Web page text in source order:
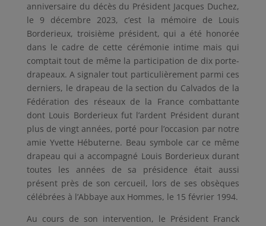
anniversaire du décès du Président Jacques Duchez,
le 9 décembre 2023, c’est la mémoire de Louis
Borderieux, troisième président, qui a été honorée
dans le cadre de cette cérémonie intime mais qui
comptait tout de même la participation de dix porte-
drapeaux. A signaler tout particulièrement parmi ces
derniers, le drapeau de la section du Calvados de la
Fédération des réseaux de la France combattante
dont Louis Borderieux fut l’ardent Président durant
plus de vingt années, porté pour l’occasion par notre
amie Yvette Hébuterne. Beau symbole car ce même
drapeau qui a accompagné Louis Borderieux durant
toutes les années de sa présidence était aussi
présent près de son cercueil, lors de ses obsèques
célébrées à l’Abbaye aux Hommes, le 15 février 1994.
Au cours de son intervention, le Président Franck